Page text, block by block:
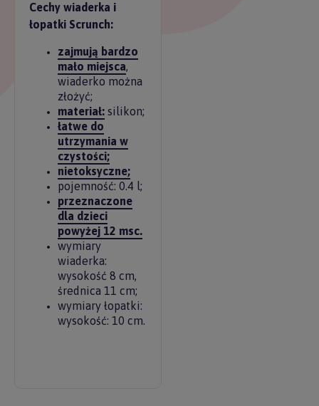
Cechy wiaderka i
łopatki Scrunch:
zajmują bardzo
mało miejsca
wiaderko można
złożyć;
materiał: silikon;
łatwe do
utrzymania w
czystości;
nietoksyczne;
pojemność: 0.4 l;
przeznaczone
dla dzieci
powyżej 12 msc.
wymiary
wiaderka:
wysokość 8 cm,
średnica 11 cm;
wymiary łopatki:
wysokość: 10 cm.